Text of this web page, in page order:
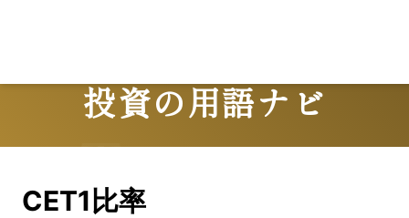
投資の用語ナビ
Terms
CET1比率